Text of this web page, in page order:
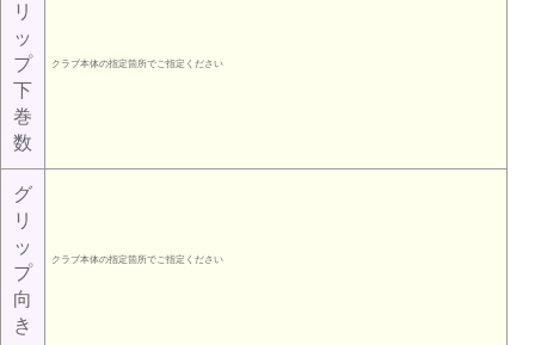
リ
ッ
プ
下
巻
数
クラブ本体の指定箇所でご指定ください
グ
リ
ッ
プ
向
き
クラブ本体の指定箇所でご指定ください